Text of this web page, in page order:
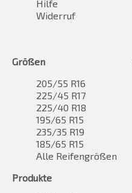
Hilfe
Widerruf
Größen
205/55 R16
225/45 R17
225/40 R18
195/65 R15
235/35 R19
185/65 R15
Alle Reifengrößen
Produkte